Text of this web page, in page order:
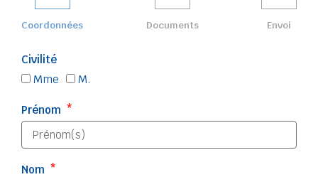
Coordonnées Documents Envoi
Civilité
Mme M.
Prénom
Nom